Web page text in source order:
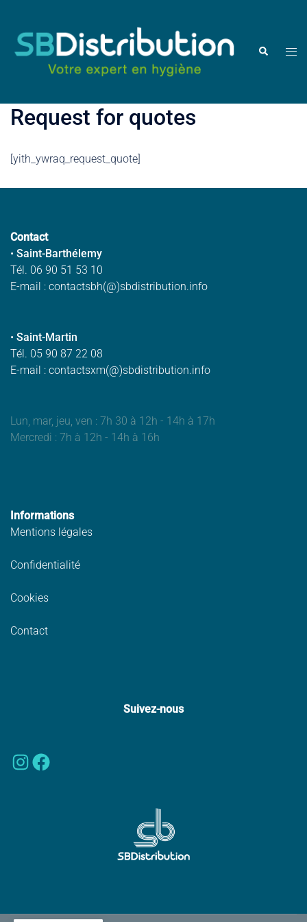
content
Search
Request for quotes
[yith_ywraq_request_quote]
Contact
• Saint-Barthélemy
Tél. 06 90 51 53 10
E-mail : contactsbh(@)sbdistribution.info
• Saint-Martin
Tél. 05 90 87 22 08
E-mail : contactsxm(@)sbdistribution.info
Lun, mar, jeu, ven : 7h 30 à 12h - 14h à 17h
Mercredi : 7h à 12h - 14h à 16h
Informations
Mentions légales
Confidentialité
Cookies
Contact
Suivez-nous
Instagram
Facebook